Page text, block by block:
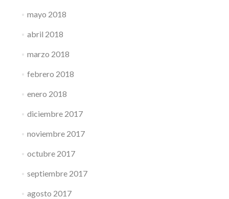
mayo 2018
abril 2018
marzo 2018
febrero 2018
enero 2018
diciembre 2017
noviembre 2017
octubre 2017
septiembre 2017
agosto 2017